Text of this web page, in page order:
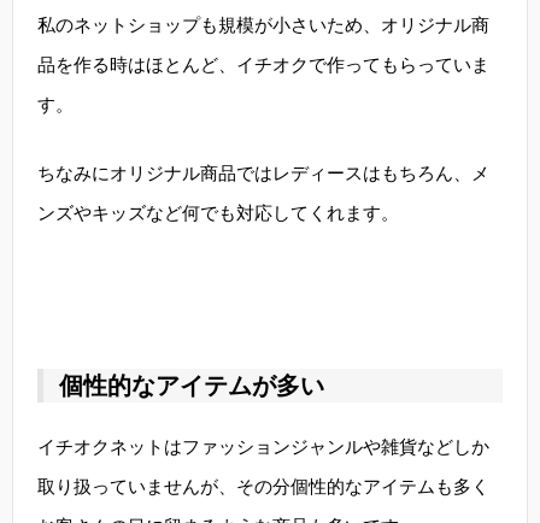
私のネットショップも規模が小さいため、オリジナル商
品を作る時はほとんど、イチオクで作ってもらっていま
す。
ちなみにオリジナル商品ではレディースはもちろん、メ
ンズやキッズなど何でも対応してくれます。
個性的なアイテムが多い
イチオクネットはファッションジャンルや雑貨などしか
取り扱っていませんが、その分個性的なアイテムも多く